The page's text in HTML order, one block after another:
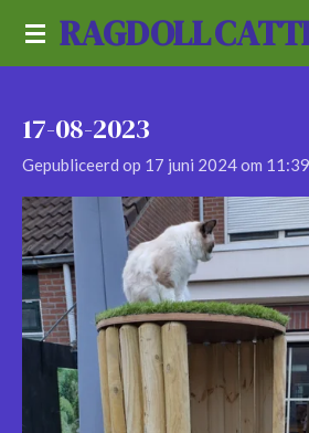
Ga
hoofdinhoud
RAGDOLL
17-08-2023
Gepubliceerd op 17 juni 2024 om 11:39